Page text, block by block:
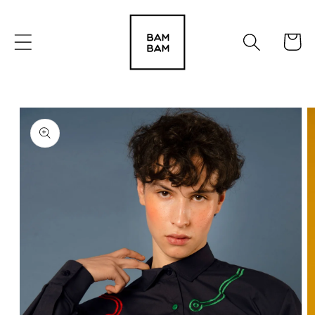
al contenido Carrito
directamente
a la
información